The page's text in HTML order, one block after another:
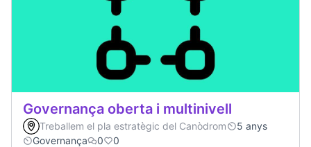
Governança oberta i multinivell
Treballem el pla estratègic del Canòdrom
5 anys
Governança
0 0